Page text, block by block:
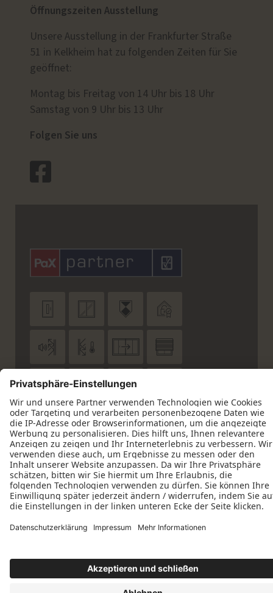
Öffnungszeiten Ausstellung
Unsere Ausstellung in der Frankfurter Straße
51 in Kelkheim hat zu folgenden Zeiten für Sie
geöffnet:
Montag bis Freitag von 14 Uhr bis 18 Uhr
Samstag von 9 Uhr bis 13 Uhr
Folgen Sie uns
  
   
  
Datenschutz Impressum
Kontakt
Schreinerei Preuß GmbH © 2026